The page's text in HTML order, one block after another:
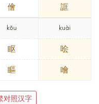
儈 誆
kōu
眍
瞘
kuài
哙
噲
对照汉字